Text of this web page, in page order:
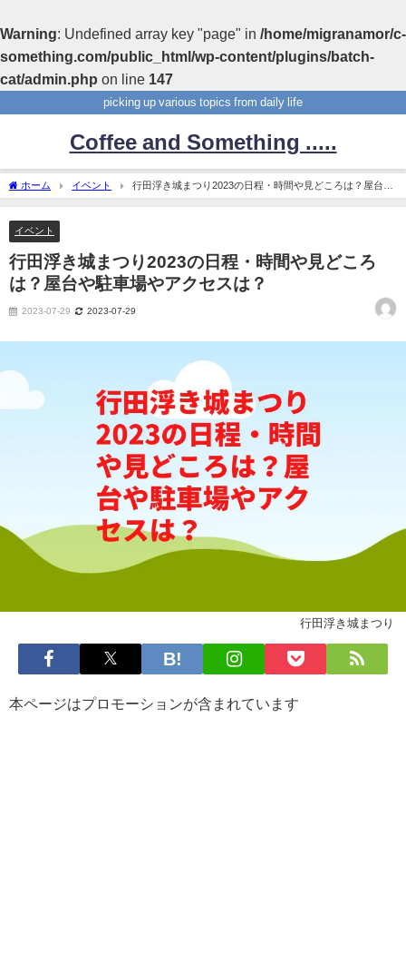
Warning: Undefined array key "page" in /home/migranamor/c-
something.com/public_html/wp-content/plugins/batch-
cat/admin.php on line 147
picking up various topics from daily life
Coffee and Something .....
ホーム イベント
行田浮き城まつり2023の日程・時間や見どころは？屋台や
駐車場やアクセスは？
イベント
行田浮き城まつり2023の日程・時間や見どころ
は？屋台や駐車場やアクセスは？
2023-07-29 2023-07-29
行田浮き城まつり
本ページはプロモーションが含まれています